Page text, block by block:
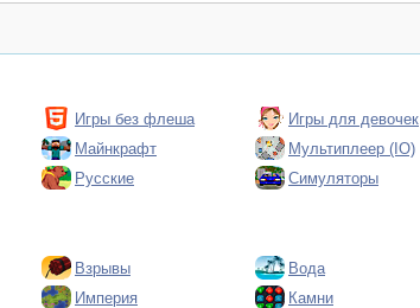
Игры без флеша Игры для девочек
Майнкрафт Мультиплеер (IO)
Русские Симуляторы
Взрывы Вода
Империя Камни